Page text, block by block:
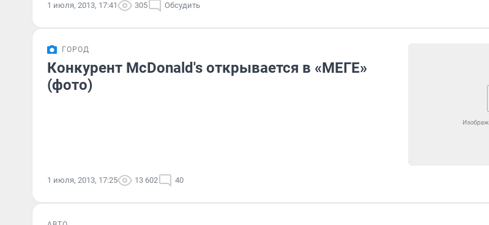
1 июля, 2013, 17:41 305 Обсудить
ГОРОД
Конкурент McDonald's открывается в «МЕГЕ»
(фото)
1 июля, 2013, 17:25 13 602 40